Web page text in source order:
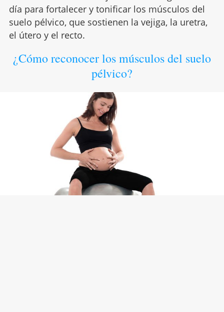
día para fortalecer y tonificar los músculos del
suelo pélvico, que sostienen la vejiga, la uretra,
el útero y el recto.
¿Cómo reconocer los músculos del suelo
pélvico?